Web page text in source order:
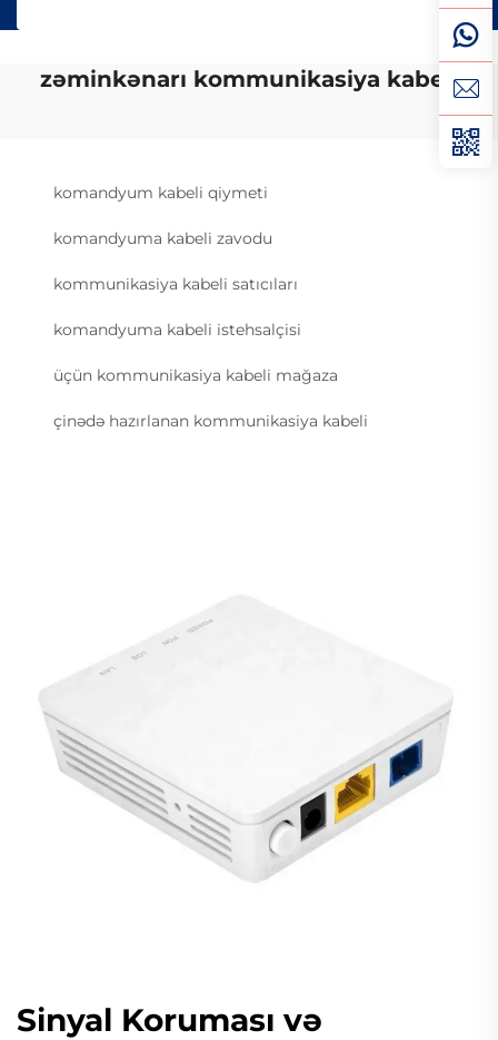
zəminkənarı kommunikasiya kabeli
komandyum kabeli qiymeti
komandyuma kabeli zavodu
kommunikasiya kabeli satıcıları
komandyuma kabeli istehsalçisi
üçün kommunikasiya kabeli mağaza
çinədə hazırlanan kommunikasiya kabeli
Sinyal Koruması və